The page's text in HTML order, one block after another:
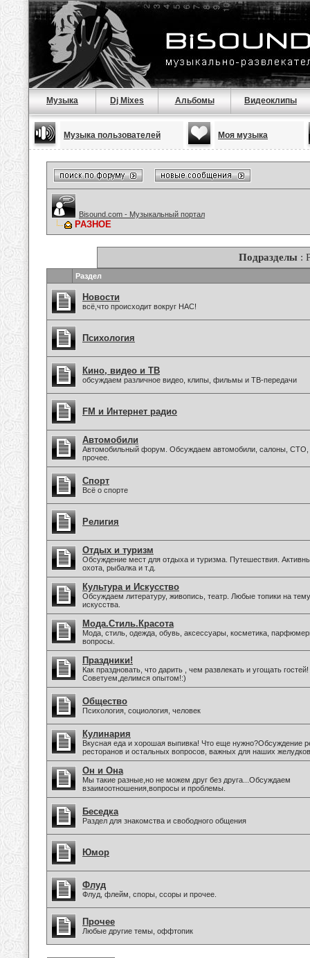
Музыка Dj Mixes Альбомы Видеоклипы
Музыка пользователей Моя музыка
Bisound.com - Музыкальный портал
РАЗНОЕ
Подразделы :
Раздел
Новости
всё,что происходит вокруг НАС!
Психология
Кино, видео и ТВ
обсуждаем различное видео, клипы, фильмы и ТВ-передачи
FM и Интернет радио
Автомобили
Автомобильный форум. Обсуждаем автомобили, салоны, СТО,
прочее.
Спорт
Всё о спорте
Религия
Отдых и туризм
Обсуждение мест для отдыха и туризма. Путешествия.
охота, рыбалка и т.д.
Культура и Искусство
Обсуждаем литературу, живопись, театр. Любые топики на
искусства.
Мода.Стиль.Красота
Мода, стиль, одежда, обувь, аксессуары, косметика,
вопросы.
Праздники!
Как праздновать, что дарить , чем развлекать и угощать гостей!
Советуем,делимся опытом!:)
Общество
Психология, социология, человек
Кулинария
Вкусная еда и хорошая выпивка! Что еще нужно?Обсуждение
ресторанов и остальных вопросов, важных для наших
Он и Она
Мы такие разные,но не можем друг без друга...Обсуждаем
взаимоотношения,вопросы и проблемы.
Беседка
Раздел для знакомства и свободного общения
Юмор
Флуд
Флуд, флейм, споры, ссоры и прочее.
Прочее
Любые другие темы, оффтопик